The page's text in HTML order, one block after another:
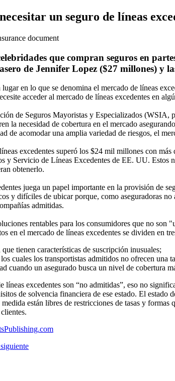
un seguro de líneas
que compran seguros en
de Jennifer Lopez ($27 millones) y
lugar en lo que se denomina el mercado de líneas
acceder al mercado de líneas excedentes en
de Seguros Mayoristas y Especializados (WSIA,
la necesidad de cobertura en el mercado
de acomodar una amplia variedad de riesgos, el
excedentes superó los $24 mil millones con
y Servicio de Líneas Excedentes de EE. UU. Estos
obtenerlo.
juega un papel importante en la provisión de
y difíciles de ubicar porque, como aseguradoras
admitidas.
rentables para los consumidores que no son
en el mercado de líneas excedentes se dividen en
que tienen características de suscripción inusuales;
cuales los transportistas admitidos no ofrecen
cuando un asegurado busca un nivel de cobertura
líneas excedentes son “no admitidas”, eso no
de solvencia financiera de ese estado. El estado
están libres de restricciones de tasas y